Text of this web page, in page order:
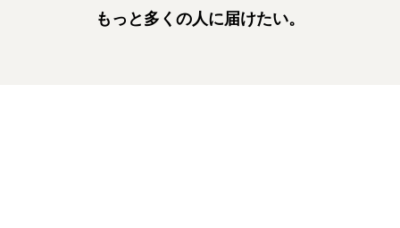
もっと多くの人に届けたい。